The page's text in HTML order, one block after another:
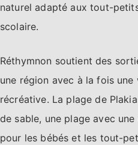
naturel adapté aux tout-
scolaire.
Réthymnon soutient des
une région avec à la fois
récréative. La plage de
de sable, une plage avec
pour les bébés et les tout-